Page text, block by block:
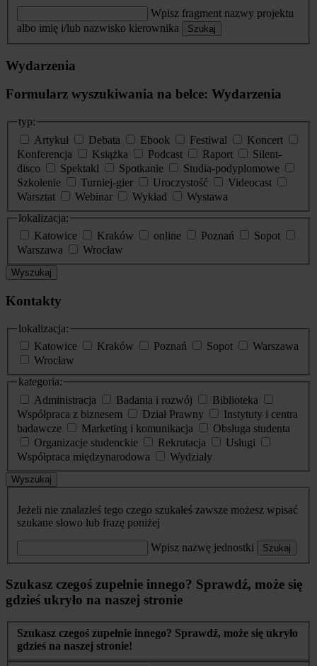
Wpisz fragment nazwy projektu
albo imię i/lub nazwisko kierownika
Szukaj
Wydarzenia
Formularz wyszukiwania na belce: Wydarzenia
typ:
Artykuł
Debata Ebook Festiwal
Koncert
Konferencja
Książka Podcast Raport
Silent-
disco
Spektakl Spotkanie
Studia-podyplomowe
Szkolenie
Turniej-gier Uroczystość
Videocast
Warsztat
Webinar Wykład
Wystawa
lokalizacja:
Katowice
Kraków online Poznań
Sopot
Warszawa
Wrocław
Wyszukaj
Kontakty
lokalizacja:
Katowice
Kraków Poznań Sopot
Warszawa
Wrocław
kategoria:
Administracja
Badania i rozwój
Biblioteka
Współpraca z biznesem
Dział Prawny
Instytuty i centra
badawcze
Marketing i komunikacja
Obsługa studenta
Organizacje studenckie
Rekrutacja
Usługi
Współpraca międzynarodowa
Wydziały
Wyszukaj
Jeżeli nie znalazłeś tego czego szukałeś zawsze możesz wpisać
szukane słowo lub frazę poniżej
Wpisz nazwę jednostki Szukaj
Szukasz czegoś zupełnie innego? Sprawdź, może się
gdzieś ukryło na naszej stronie
Szukasz czegoś zupełnie innego? Sprawdź, może się ukryło
gdzieś na naszej stronie!